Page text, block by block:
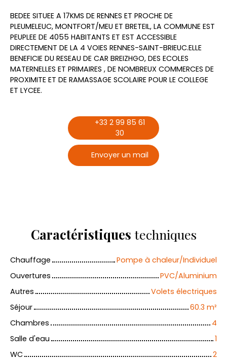
BEDEE SITUEE A 17KMS DE RENNES ET PROCHE DE
PLEUMELEUC, MONTFORT/MEU ET BRETEIL, LA COMMUNE EST
PEUPLEE DE 4055 HABITANTS ET EST ACCESSIBLE
DIRECTEMENT DE LA 4 VOIES RENNES-SAINT-BRIEUC.ELLE
BENEFICIE DU RESEAU DE CAR BREIZHGO, DES ECOLES
MATERNELLES ET PRIMAIRES , DE NOMBREUX COMMERCES DE
PROXIMITE ET DE RAMASSAGE SCOLAIRE POUR LE COLLEGE
ET LYCEE.
+33 2 99 85 61
30
Envoyer un mail
Caractéristiques techniques
Chauffage
Pompe à chaleur/Individuel
Ouvertures
PVC/Aluminium
Autres
Volets électriques
Séjour
60.3 m²
Chambres
4
Salle d'eau
1
WC
2